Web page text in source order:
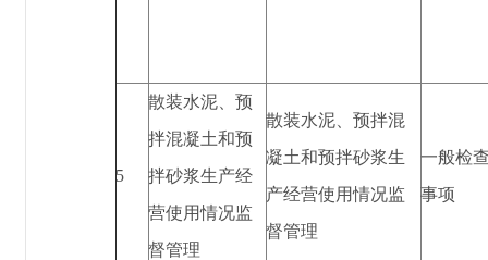
5
散装水泥、预
拌混凝土和预
拌砂浆生产经
营使用情况监
督管理
散装水泥、预拌混
凝土和预拌砂浆生
产经营使用情况监
督管理
一般检
事项